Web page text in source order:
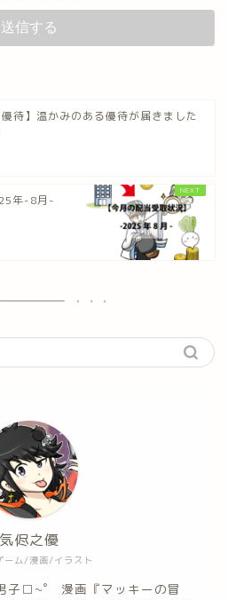
優待】温かみのある優待が届きました
年-8月-
ーム/漫画/イラスト
気侭之優
子□~゜ 漫画『マッキーの冒